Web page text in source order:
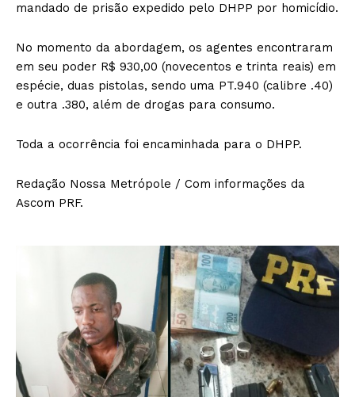
mandado de prisão expedido pelo DHPP por homicídio.
No momento da abordagem, os agentes encontraram
em seu poder R$ 930,00 (novecentos e trinta reais) em
espécie, duas pistolas, sendo uma PT.940 (calibre .40)
e outra .380, além de drogas para consumo.
Toda a ocorrência foi encaminhada para o DHPP.
Redação Nossa Metrópole / Com informações da
Ascom PRF.